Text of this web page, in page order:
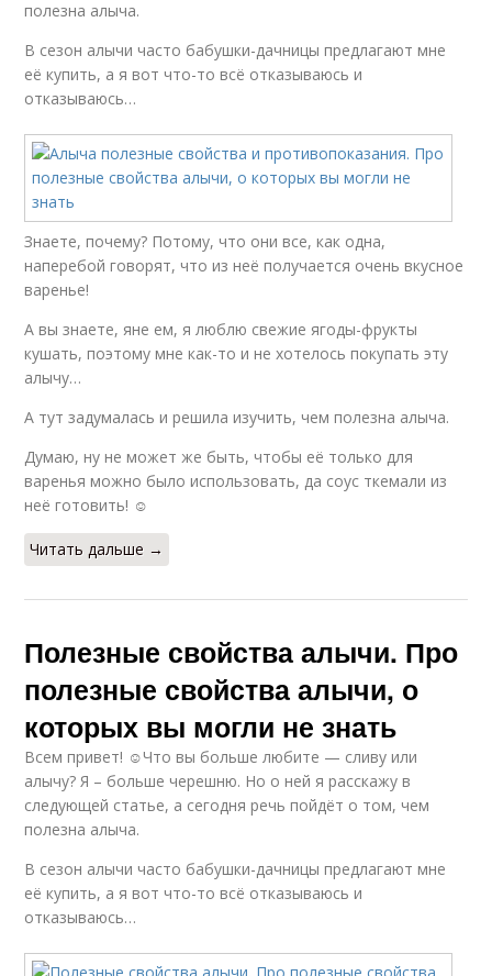
полезна алыча.
В сезон алычи часто бабушки-дачницы предлагают мне
её купить, а я вот что-то всё отказываюсь и
отказываюсь…
Знаете, почему? Потому, что они все, как одна,
наперебой говорят, что из неё получается очень вкусное
варенье!
А вы знаете, яне ем, я люблю свежие ягоды-фрукты
кушать, поэтому мне как-то и не хотелось покупать эту
алычу…
А тут задумалась и решила изучить, чем полезна алыча.
Думаю, ну не может же быть, чтобы её только для
варенья можно было использовать, да соус ткемали из
неё готовить! ☺
Читать дальше →
Полезные свойства алычи. Про
полезные свойства алычи, о
которых вы могли не знать
Всем привет! ☺Что вы больше любите — сливу или
алычу? Я – больше черешню. Но о ней я расскажу в
следующей статье, а сегодня речь пойдёт о том, чем
полезна алыча.
В сезон алычи часто бабушки-дачницы предлагают мне
её купить, а я вот что-то всё отказываюсь и
отказываюсь…